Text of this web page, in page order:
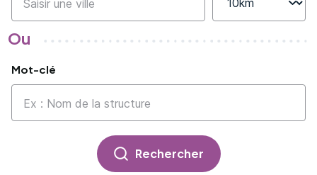
Ou
Mot-clé
Rechercher